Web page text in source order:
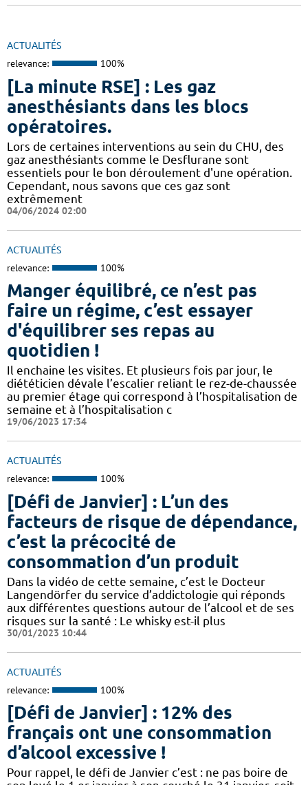
ACTUALITÉS
relevance: 100%
[La minute RSE] : Les gaz
anesthésiants dans les blocs
opératoires.
​​Lors de certaines interventions au sein du CHU, des
gaz anesthésiants comme le Desflurane sont
essentiels pour le bon déroulement d'une opération.
Cependant, nous savons que ces gaz sont
extrêmement
04/06/2024 02:00
ACTUALITÉS
relevance: 100%
Manger équilibré, ce n’est pas
faire un régime, c’est essayer
d'équilibrer ses repas au
quotidien !
Il enchaine les visites. Et plusieurs fois par jour, le
diététicien dévale l’escalier reliant le rez-de-chaussée
au premier étage qui correspond à l’hospitalisation de
semaine et à l’hospitalisation c
19/06/2023 17:34
ACTUALITÉS
relevance: 100%
[Défi de Janvier] : L’un des
facteurs de risque de dépendance,
c’est la précocité de
consommation d’un produit
Dans la vidéo de cette semaine, c’est le Docteur
Langendörfer du service d’addictologie qui réponds
aux différentes questions autour de l’alcool et de ses
risques sur la santé : Le whisky est-il plus
30/01/2023 10:44
ACTUALITÉS
relevance: 100%
[Défi de Janvier] : 12% des
français ont une consommation
d’alcool excessive !
Pour rappel, le défi de Janvier c’est : ne pas boire de